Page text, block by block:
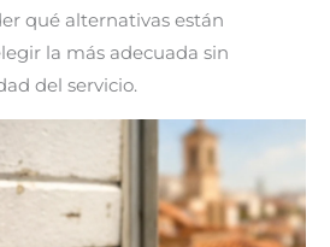
qué alternativas están
la más adecuada sin
del servicio.